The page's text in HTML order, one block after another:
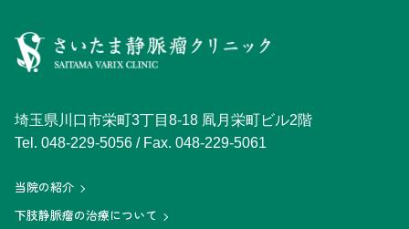
埼玉県川口市栄町3丁目8-18 凮月栄町ビル2階
Tel. 048-229-5056 / Fax. 048-229-5061
当院の紹介
下肢静脈瘤の治療について